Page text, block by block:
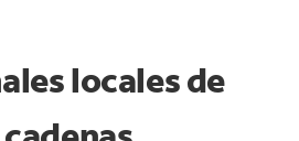
locales de